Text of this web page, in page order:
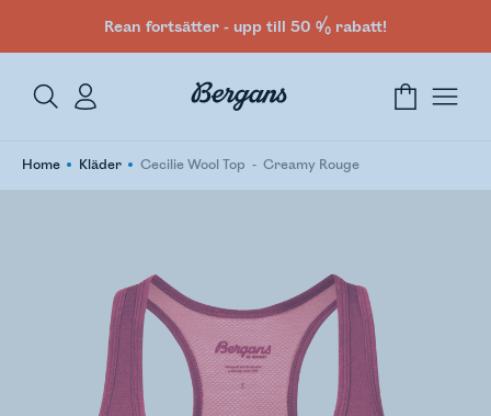
Rean fortsätter - upp till 50 % rabatt!
Home Kläder Cecilie Wool Top Creamy Rouge